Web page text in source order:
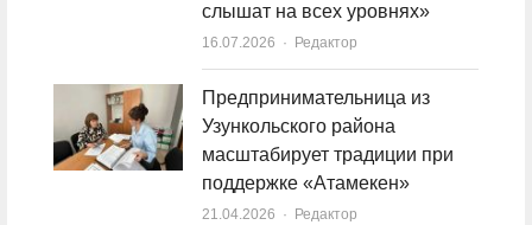
слышат на всех уровнях»
16.07.2026 Author
Редактор
Предпринимательница из
Узункольского района
масштабирует традиции при
поддержке «Атамекен»
21.04.2026 Author
Редактор